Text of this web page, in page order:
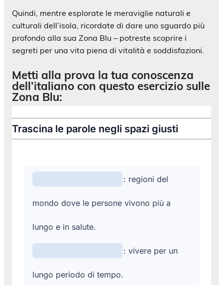
Quindi, mentre esplorate le meraviglie naturali e
culturali dell’isola, ricordate di dare uno sguardo più
profondo alla sua Zona Blu – potreste scoprire i
segreti per una vita piena di vitalità e soddisfazioni.
Metti alla prova la tua conoscenza
dell’italiano con questo esercizio sulle
Zona Blu: